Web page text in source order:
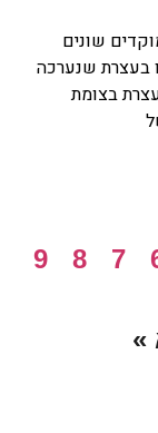
במוקדים שונים
מאות השתתפו בעצרת שנערכה
בצומת
7
8
9
»